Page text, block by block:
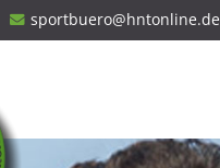
sportbuero@hntonline.de